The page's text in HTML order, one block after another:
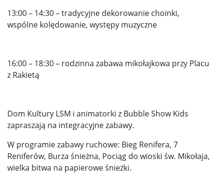
13:00 – 14:30 – tradycyjne dekorowanie choinki,
wspólne kolędowanie, występy muzyczne
16:00 – 18:30 – rodzinna zabawa mikołajkowa przy Placu
z Rakietą
Dom Kultury LSM i animatorki z Bubble Show Kids
zapraszają na integracyjne zabawy.
W programie zabawy ruchowe: Bieg Renifera, 7
Reniferów, Burza śnieżna, Pociąg do wioski św. Mikołaja,
wielka bitwa na papierowe śnieżki.